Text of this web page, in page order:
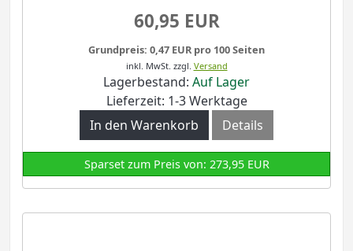
60,95 EUR
Grundpreis: 0,47 EUR pro 100 Seiten
inkl. MwSt. zzgl. Versand
Lagerbestand: Auf Lager
Lieferzeit: 1-3 Werktage
In den Warenkorb
Details
Sparset zum Preis von: 273,95 EUR